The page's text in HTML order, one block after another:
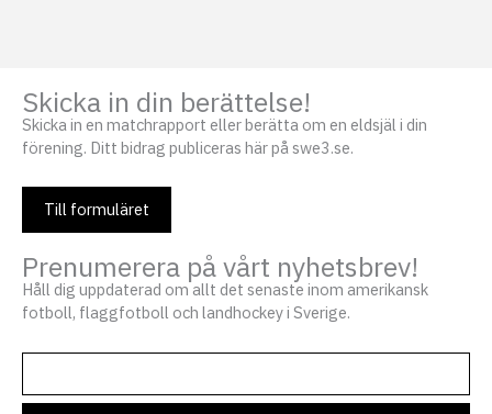
Skicka in din berättelse!
Skicka in en matchrapport eller berätta om en eldsjäl i din
förening. Ditt bidrag publiceras här på swe3.se.
Till formuläret
Prenumerera på vårt nyhetsbrev!
Håll dig uppdaterad om allt det senaste inom amerikansk
fotboll, flaggfotboll och landhockey i Sverige.